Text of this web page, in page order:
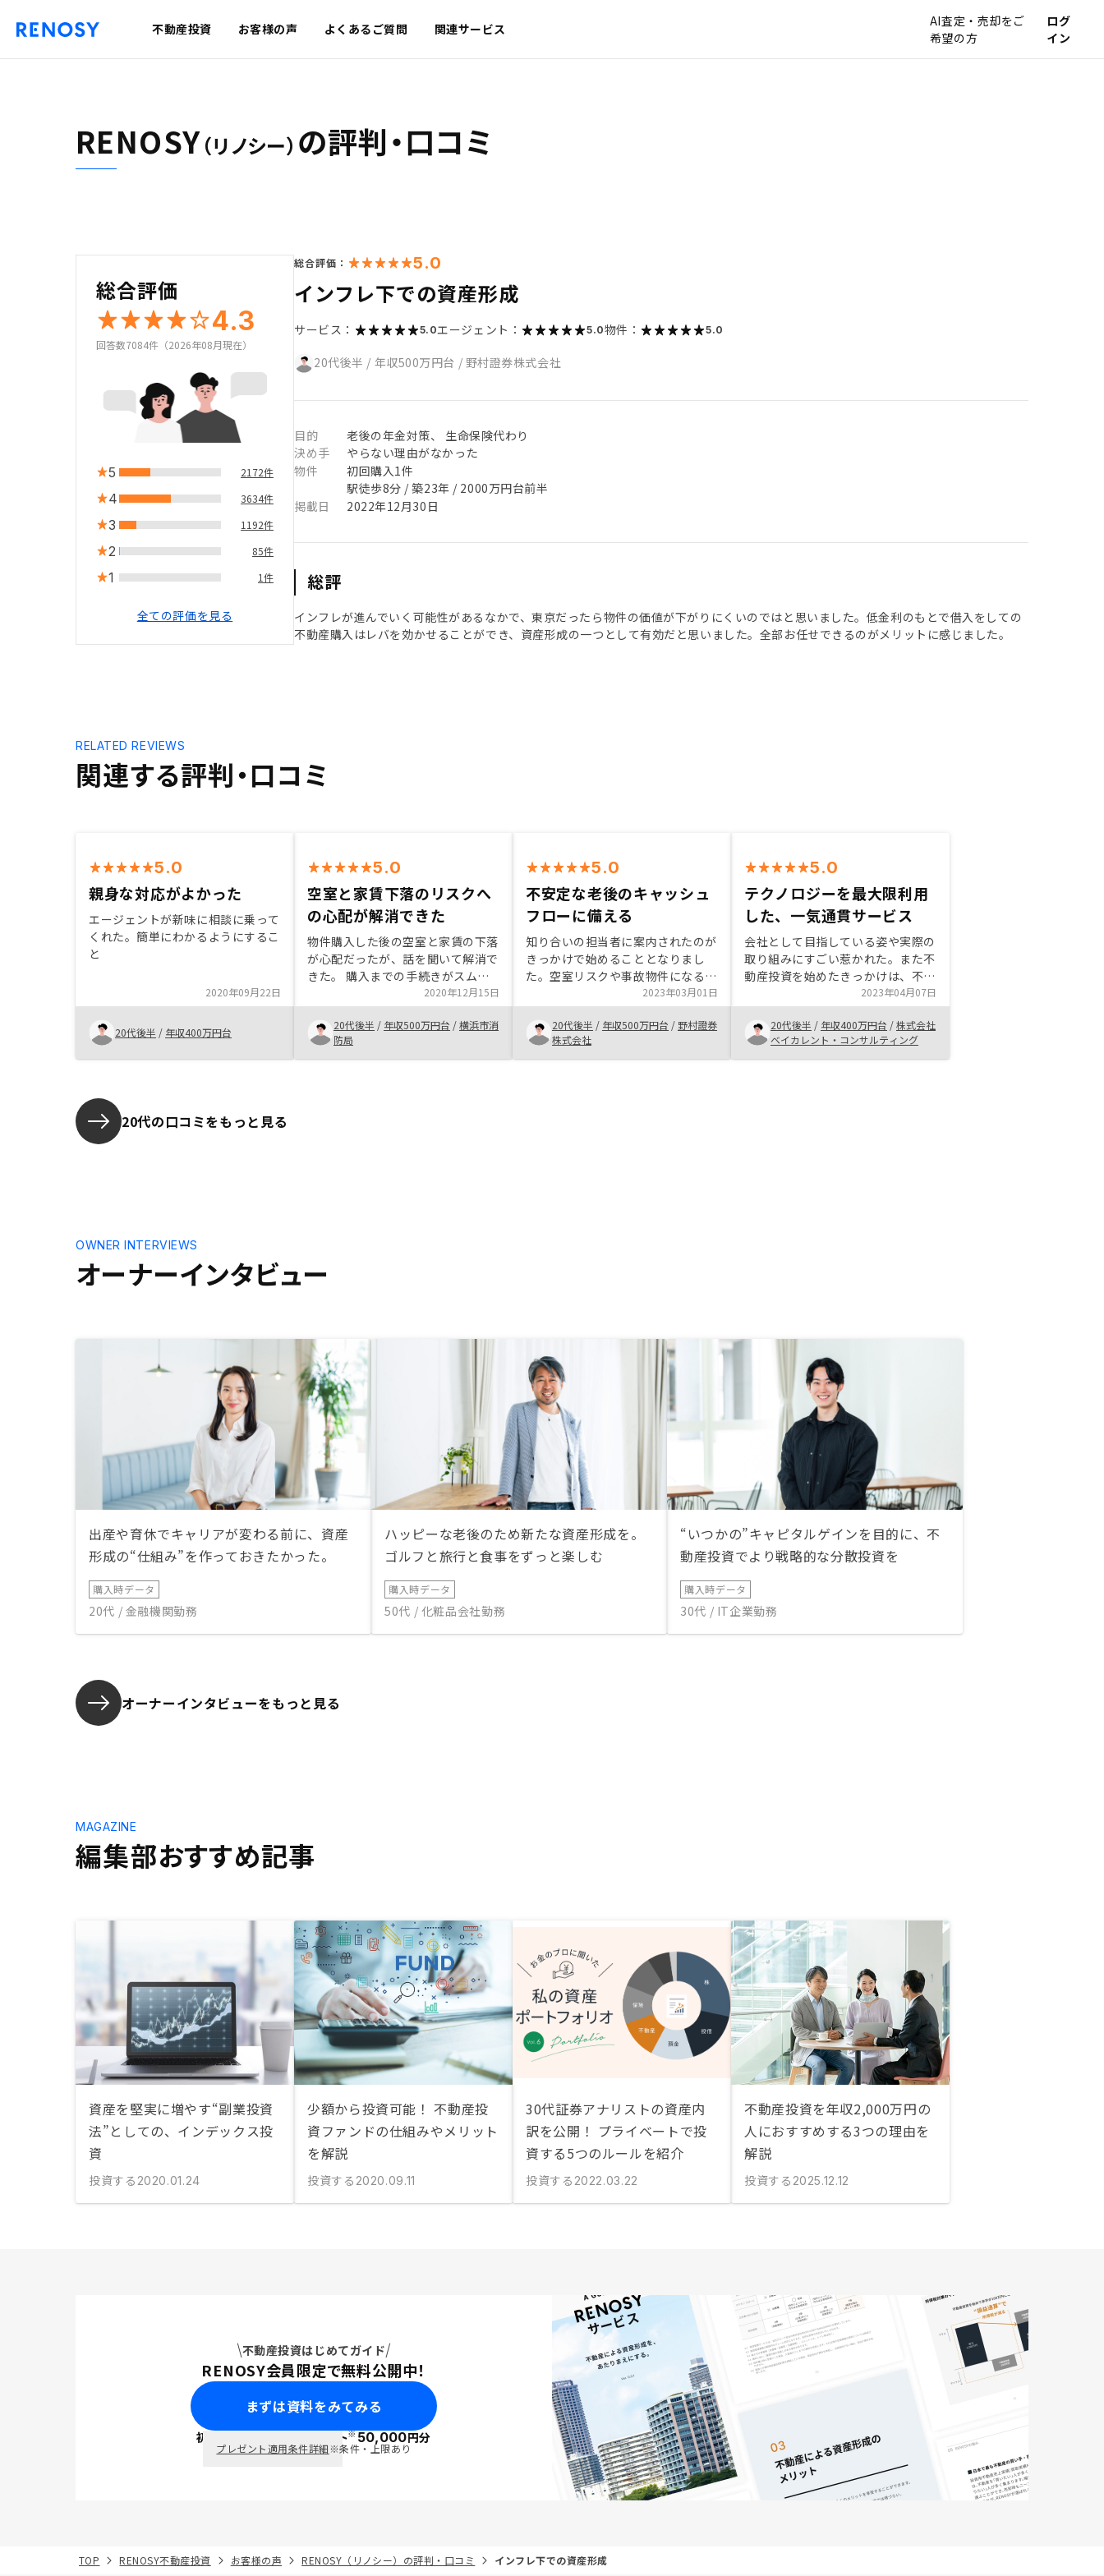
不動産投資 お客様の声 よくあるご質問 関連サービス
AI査定・売却をご
希望の方
ログ
イン
RENOSY（リノシー） の評判・口コミ
総合評価
4.3
回答数7084件（2026年08月現在）
5 2172件
4 3634件
3 1192件
2 85件
1 1件
全ての評価を見る
総合評価： 5.0
インフレ下での資産形成
サービス： 5.0エージェント： 5.0物件： 5.0
20代後半 / 年収500万円台 / 野村證券株式会社
目的
老後の年金対策、 生命保険代わり
決め手
やらない理由がなかった
物件
初回購入1件
駅徒歩8分 / 築23年 / 2000万円台前半
掲載日
2022年12月30日
総評
インフレが進んでいく可能性があるなかで、東京だったら物件の価値が下がりにくいのではと思いました。低金利のもとで借入をしての
不動産購入はレバを効かせることができ、資産形成の一つとして有効だと思いました。全部お任せできるのがメリットに感じました。
関連する評判・口コミ
RELATED REVIEWS
5.0
親身な対応がよかった
エージェントが新味に相談に乗って
くれた。簡単にわかるようにするこ
と
2020年09月22日
20代後半 / 年収400万円台
5.0
空室と家賃下落のリスクへ
の心配が解消できた
物件購入した後の空室と家賃の下落
が心配だったが、話を聞いて解消で
きた。 購入までの手続きがスムー
ズだったのも決め手となった。特に
ありません。
2020年12月15日
20代後半 / 年収500万円台 /横浜市消
防局
5.0
不安定な老後のキャッシュ
フローに備える
知り合いの担当者に案内されたのが
きっかけで始めることとなりまし
た。空室リスクや事故物件になるリ
スクなど不安な点もありましたが丁
寧に対応いただき納得して購入に至
りました。その他の運用もしていま
すが、ある程度キャッシュフローが
予測できる点が気に入っています。
2023年03月01日
20代後半 / 年収500万円台 / 野村證券
株式会社
5.0
テクノロジーを最大限利用
した、一気通貫サービス
会社として目指している姿や実際の
取り組みにすごい惹かれた。また不
動産投資を始めたきっかけは、不動
産投資には生命保険などの他の商品
とは違った良さがたくさんあり資産
形成を行ううえで魅力が沢山あると
思ったことです。
2023年04月07日
20代後半 / 年収400万円台 /株式会社
ベイカレント・コンサルティング
20代の口コミをもっと見る
オーナーインタビュー
OWNER INTERVIEWS
出産や育休でキャリアが変わる前に、資産
形成の“仕組み”を作っておきたかった。
購入時データ
20代 / 金融機関勤務
ハッピーな老後のため新たな資産形成を。
ゴルフと旅行と食事をずっと楽しむ
購入時データ
50代 / 化粧品会社勤務
“いつかの”キャピタルゲインを目的に、不
動産投資でより戦略的な分散投資を
購入時データ
30代 / IT企業勤務
オーナーインタビューをもっと見る
編集部おすすめ記事
MAGAZINE
資産を堅実に増やす“副業投資
法”としての、インデックス投
資
投資する 2020.01.24
少額から投資可能！ 不動産投
資ファンドの仕組みやメリット
を解説
投資する 2020.09.11
30代証券アナリストの資産内
訳を公開！ プライベートで投
資する5つのルールを紹介
投資する 2022.03.22
不動産投資を年収2,000万円の
人におすすめする3つの理由を
解説
投資する 2025.12.12
不動産投資はじめてガイド
RENOSY会員限定で無料公開中！
まずは資料をみてみる
初回面談で ポイント※50,000円分
プレゼント適用条件詳細※条件・上限あり
TOP RENOSY不動産投資 お客様の声 RENOSY（リノシー）の評判・口コミ インフレ下での資産形成